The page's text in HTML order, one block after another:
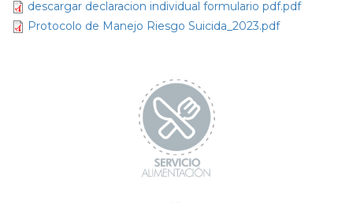
descargar declaracion individual formulario pdf.pdf
Protocolo de Manejo Riesgo Suicida_2023.pdf